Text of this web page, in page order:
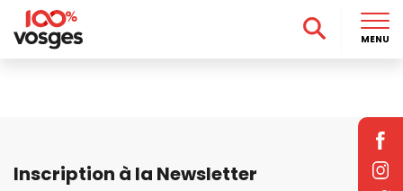
Inscription à la Newsletter
MENU